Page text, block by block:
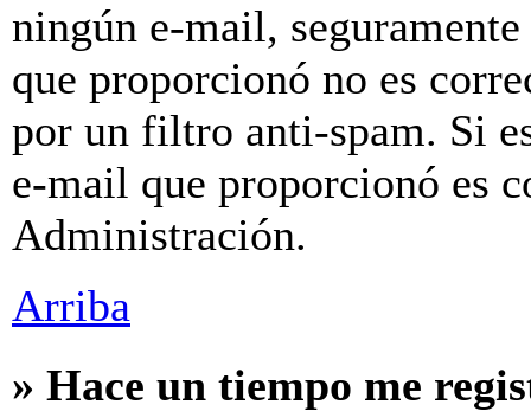
ningún e-mail,
que proporcionó no es
por un filtro anti-spam. Si
e-mail que proporcionó es
Administración.
Arriba
» Hace un tiempo me